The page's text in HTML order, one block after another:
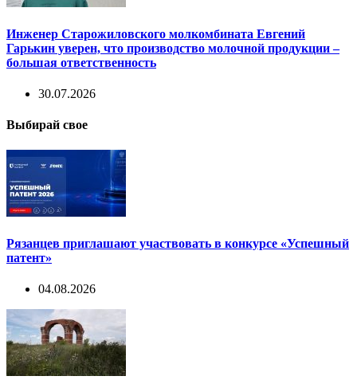
Инженер Старожиловского молкомбината Евгений
Гарькин уверен, что производство молочной продукции –
большая ответственность
30.07.2026
Выбирай свое
Рязанцев приглашают участвовать в конкурсе «Успешный
патент»
04.08.2026